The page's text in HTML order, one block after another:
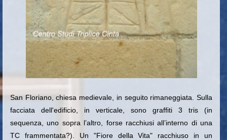
San Floriano, chiesa medievale, in seguito rimaneggiata. Sulla
facciata dell'edificio, in verticale, sono graffiti 3 tris(in
sequenza, uno sopra l’altro, forse racchiusi all’interno di una
TC frammentata?). Un "Fiore della Vita" racchiuso in un